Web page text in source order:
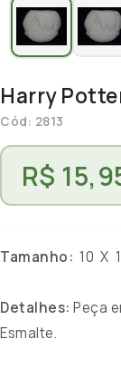
Harry
Cód: 2813
R$
Tamanho: 10 X
Detalhes: Peça
Esmalte.